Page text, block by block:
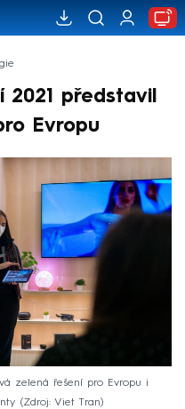
2021 představil
Evropu
zelená řešení pro Evropu i
Zdroj: Viet Tran